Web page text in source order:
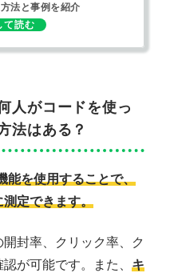
法と事例を紹介
人がコードを使っ
法はある？
能を使用することで、
定できます。
封率、クリック率、ク
が可能です。また、 キ